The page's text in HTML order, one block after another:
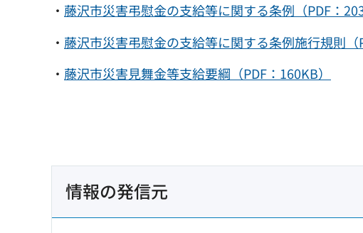
・ 藤沢市災害弔慰金の支給等に関する条例（PDF：
・ 藤沢市災害弔慰金の支給等に関する条例施行規則（
・ 藤沢市災害見舞金等支給要綱（PDF：160KB）
情報の発信元